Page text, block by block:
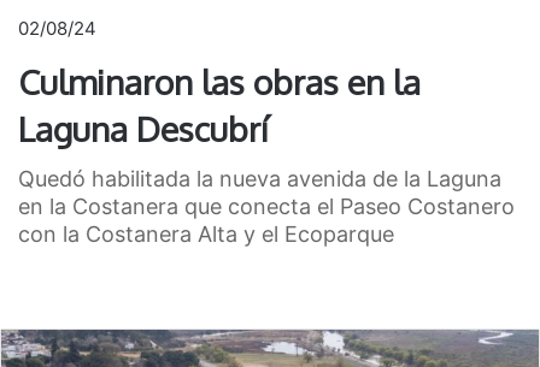
02/08/24
Culminaron las obras en la
Laguna Descubrí
Quedó habilitada la nueva avenida de la Laguna
en la Costanera que conecta el Paseo Costanero
con la Costanera Alta y el Ecoparque